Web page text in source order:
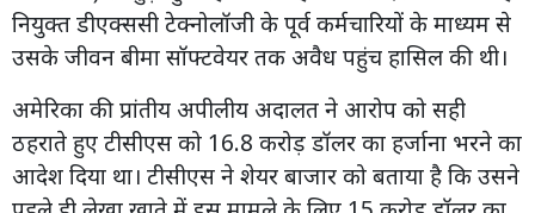
नियुक्त डीएक्ससी टेक्नोलॉजी के पूर्व कर्मचारियों के माध्यम से
उसके जीवन बीमा सॉफ्टवेयर तक अवैध पहुंच हासिल की थी।
अमेरिका की प्रांतीय अपीलीय अदालत ने आरोप को सही
ठहराते हुए टीसीएस को 16.8 करोड़ डॉलर का हर्जाना भरने का
आदेश दिया था। टीसीएस ने शेयर बाजार को बताया है कि उसने